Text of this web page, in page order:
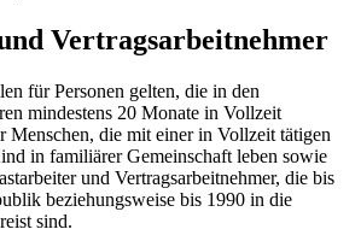
Vertragsarbeitnehmer
für Personen gelten, die in den
mindestens 20 Monate in Vollzeit
Menschen, die mit einer in Vollzeit tätigen
in familiärer Gemeinschaft leben sowie
und Vertragsarbeitnehmer, die bis
beziehungsweise bis 1990 in die
sind.